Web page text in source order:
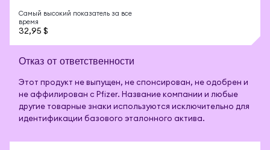
Самый высокий показатель за все
время
32,95 $
Отказ от ответственности
Этот продукт не выпущен, не спонсирован, не одобрен и
не аффилирован с Pfizer. Название компании и любые
другие товарные знаки используются исключительно для
идентификации базового эталонного актива.